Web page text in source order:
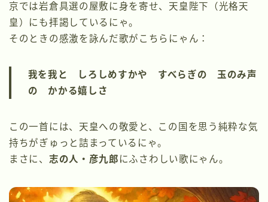
京では岩倉具選の屋敷に身を寄せ、天皇陛下（光格天
皇）にも拝謁しているにゃ。
そのときの感激を詠んだ歌がこちらにゃん：
我を我と しろしめすかや すべらぎの 玉のみ声
の かかる嬉しさ
この一首には、天皇への敬愛と、この国を思う純粋な気
持ちがぎゅっと詰まっているにゃ。
まさに、 志の人・彦九郎 にふさわしい歌にゃん。